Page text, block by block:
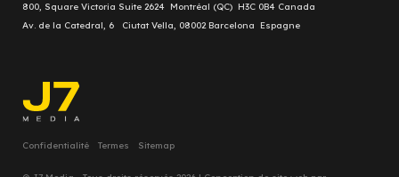
800, Square Victoria Suite 2624 Montréal (QC) H3C 0B4 Canada
Av. de la Catedral, 6 Ciutat Vella, 08002 Barcelona Espagne
Confidentialité Termes Sitemap